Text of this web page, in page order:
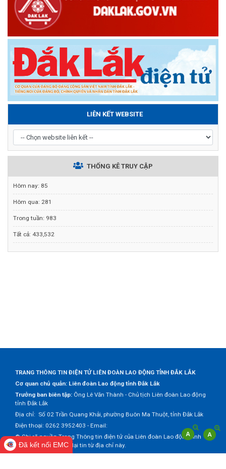
LIÊN KẾT WEBSITE
THỐNG KÊ TRUY CẬP
Hôm nay: 85
Hôm qua: 281
Trong tuần: 983
Tất cả: 433,532
TRANG THÔNG TIN ĐIỆN TỬ LIÊN ĐOÀN LAO ĐỘNG TỈNH ĐẮK LẮK
Cơ quan chủ quản: Liên đoàn Lao động tỉnh Đắk Lắk
Trưởng ban biên tập: Ông Lê Văn Thành - Chủ tịch Liên đoàn Lao động
tỉnh Đắk Lắk
Địa chỉ: Số 02 Trần Quang Khải, phường Buôn Ma Thuột, tỉnh Đắk Lắk
Điện thoại: 0262 3952403 - Email:
© Ghi rõ nguồn Trang Thông tin điện tử của Liên đoàn Lao động tỉnh
Đắk Lắk khi trích dẫn lại tin từ địa chỉ này.
Đã kết nối EMC